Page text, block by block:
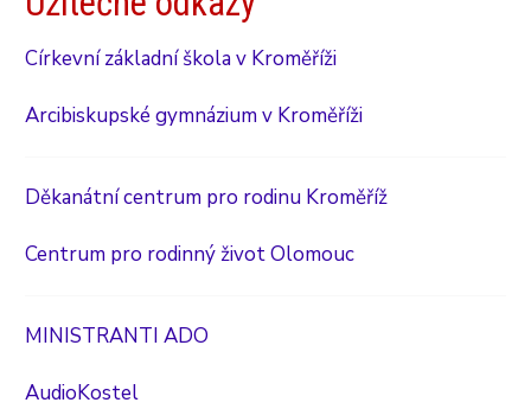
Církevní základní škola v Kroměříži
Arcibiskupské gymnázium v Kroměříži
Děkanátní centrum pro rodinu Kroměříž
Centrum pro rodinný život Olomouc
MINISTRANTI ADO
AudioKostel